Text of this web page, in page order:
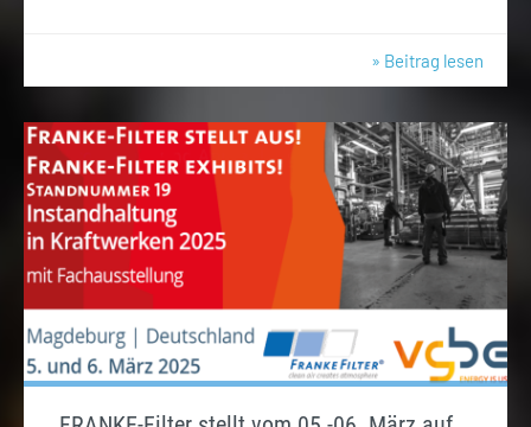
» Beitrag lesen